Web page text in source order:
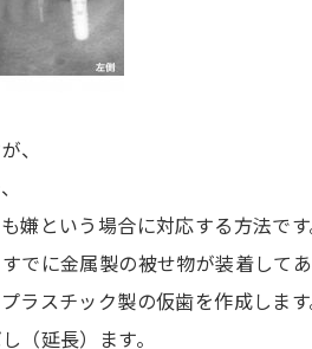
、
嫌という場合に対応する方法で
でに金属製の被せ物が装着して
ラスチック製の仮歯を作成しま
（延長）ます。